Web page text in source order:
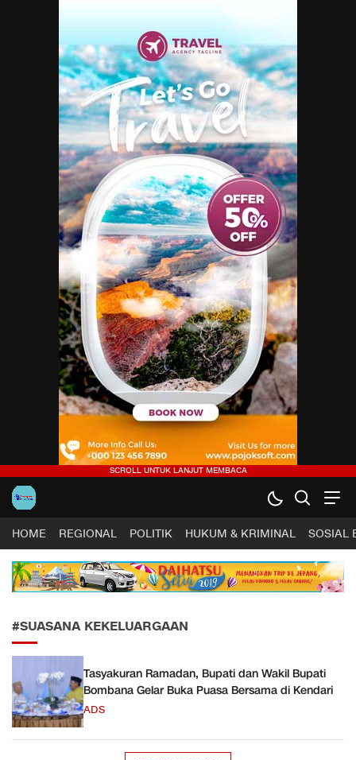
Harapan Sultra .COM |
Lugas, Tuntas dan Terpercaya
HOME REGIONAL POLITIK HUKUM & KRIMINAL SOSIAL
#SUASANA KEKELUARGAAN
Tasyakuran Ramadan, Bupati dan Wakil Bupati
Bombana Gelar Buka Puasa Bersama di Kendari
ADS